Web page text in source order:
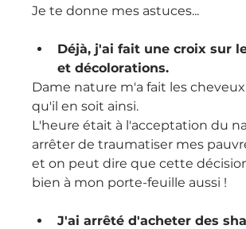
Je te donne mes astuces...
Déjà, j'ai fait une croix sur
et décolorations.
Dame nature m'a fait les
qu'il en soit ainsi.
L'heure était à l'acceptation du
arrêter de traumatiser mes
et on peut dire que cette
bien à mon porte-feuille aussi !
J'ai arrêté d'acheter des